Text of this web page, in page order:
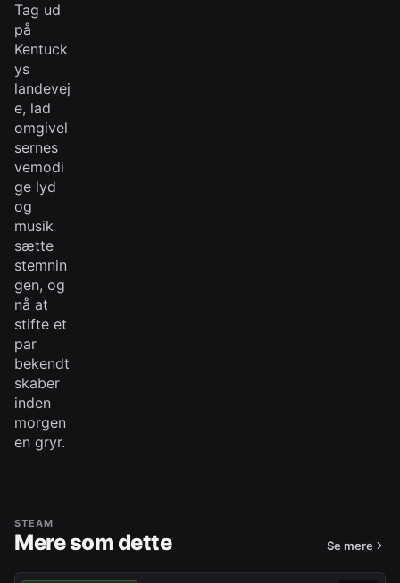
Tag ud
på
Kentuck
ys
landevej
e, lad
omgivel
sernes
vemodi
ge lyd
og
musik
sætte
stemnin
gen, og
nå at
stifte et
par
bekendt
skaber
inden
morgen
en gryr.
STEAM
Mere som dette Se mere